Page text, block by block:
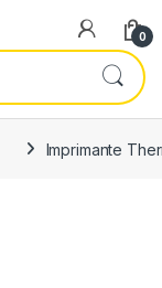
0
Imprimante